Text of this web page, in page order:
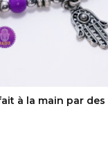
à la main par